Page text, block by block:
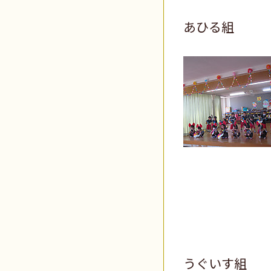
あひる組
うぐいす組